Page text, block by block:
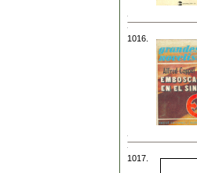
1016.
1017.